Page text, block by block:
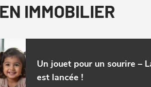
IMMOBILIER
Un jouet pour un sourire –
est lancée !